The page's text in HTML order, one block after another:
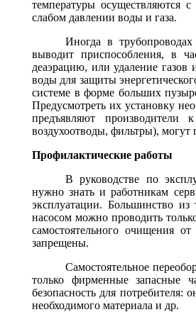
температуры осуществляются
слабом давлении воды и газа.
Иногда в
выводит приспособления, в
деаэрацию, или удаление
воды для защиты
системе в форме больших
Предусмотреть их установку
предъявляют
воздухоотводы, фильтры), могут
Профилактические работы
В руководстве по
нужно знать и работникам
эксплуатации. Большинство
насосом можно проводить
самостоятельного очищения
запрещены.
Самостоятельное
только фирменные запасные
безопасность для
необходимого материала и др.